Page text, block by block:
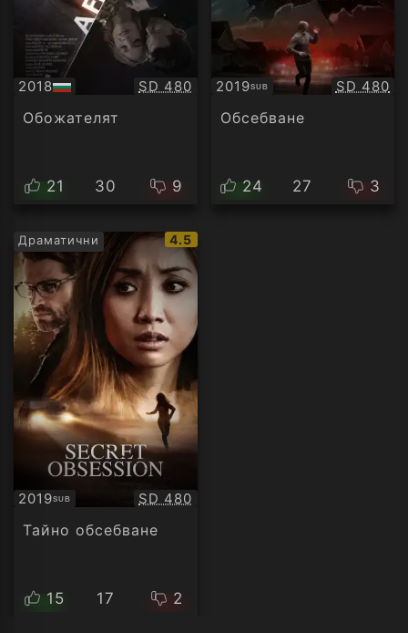
2018
БГ
аудио
Качество:
SD 480
Обожателят
21 30 9
2019SUB
Субтитри SD 480
Обсебване
24 27 3
Драматични
IMDb
рейтинг:
4.5
2019SUB
Субтитри Качество:
SD 480
Тайно обсебване
15 17 2